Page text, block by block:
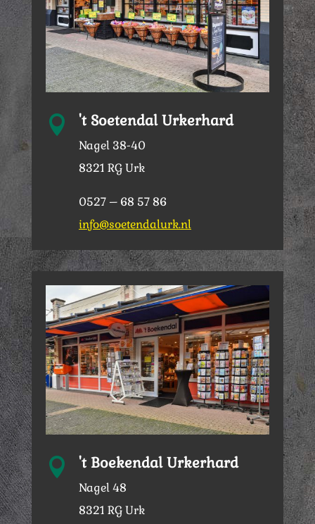
 't Soetendal Urkerhard
Nagel 38-40
8321 RG Urk
0527 – 68 57 86
info@soetendalurk.nl
 't Boekendal Urkerhard
Nagel 48
8321 RG Urk